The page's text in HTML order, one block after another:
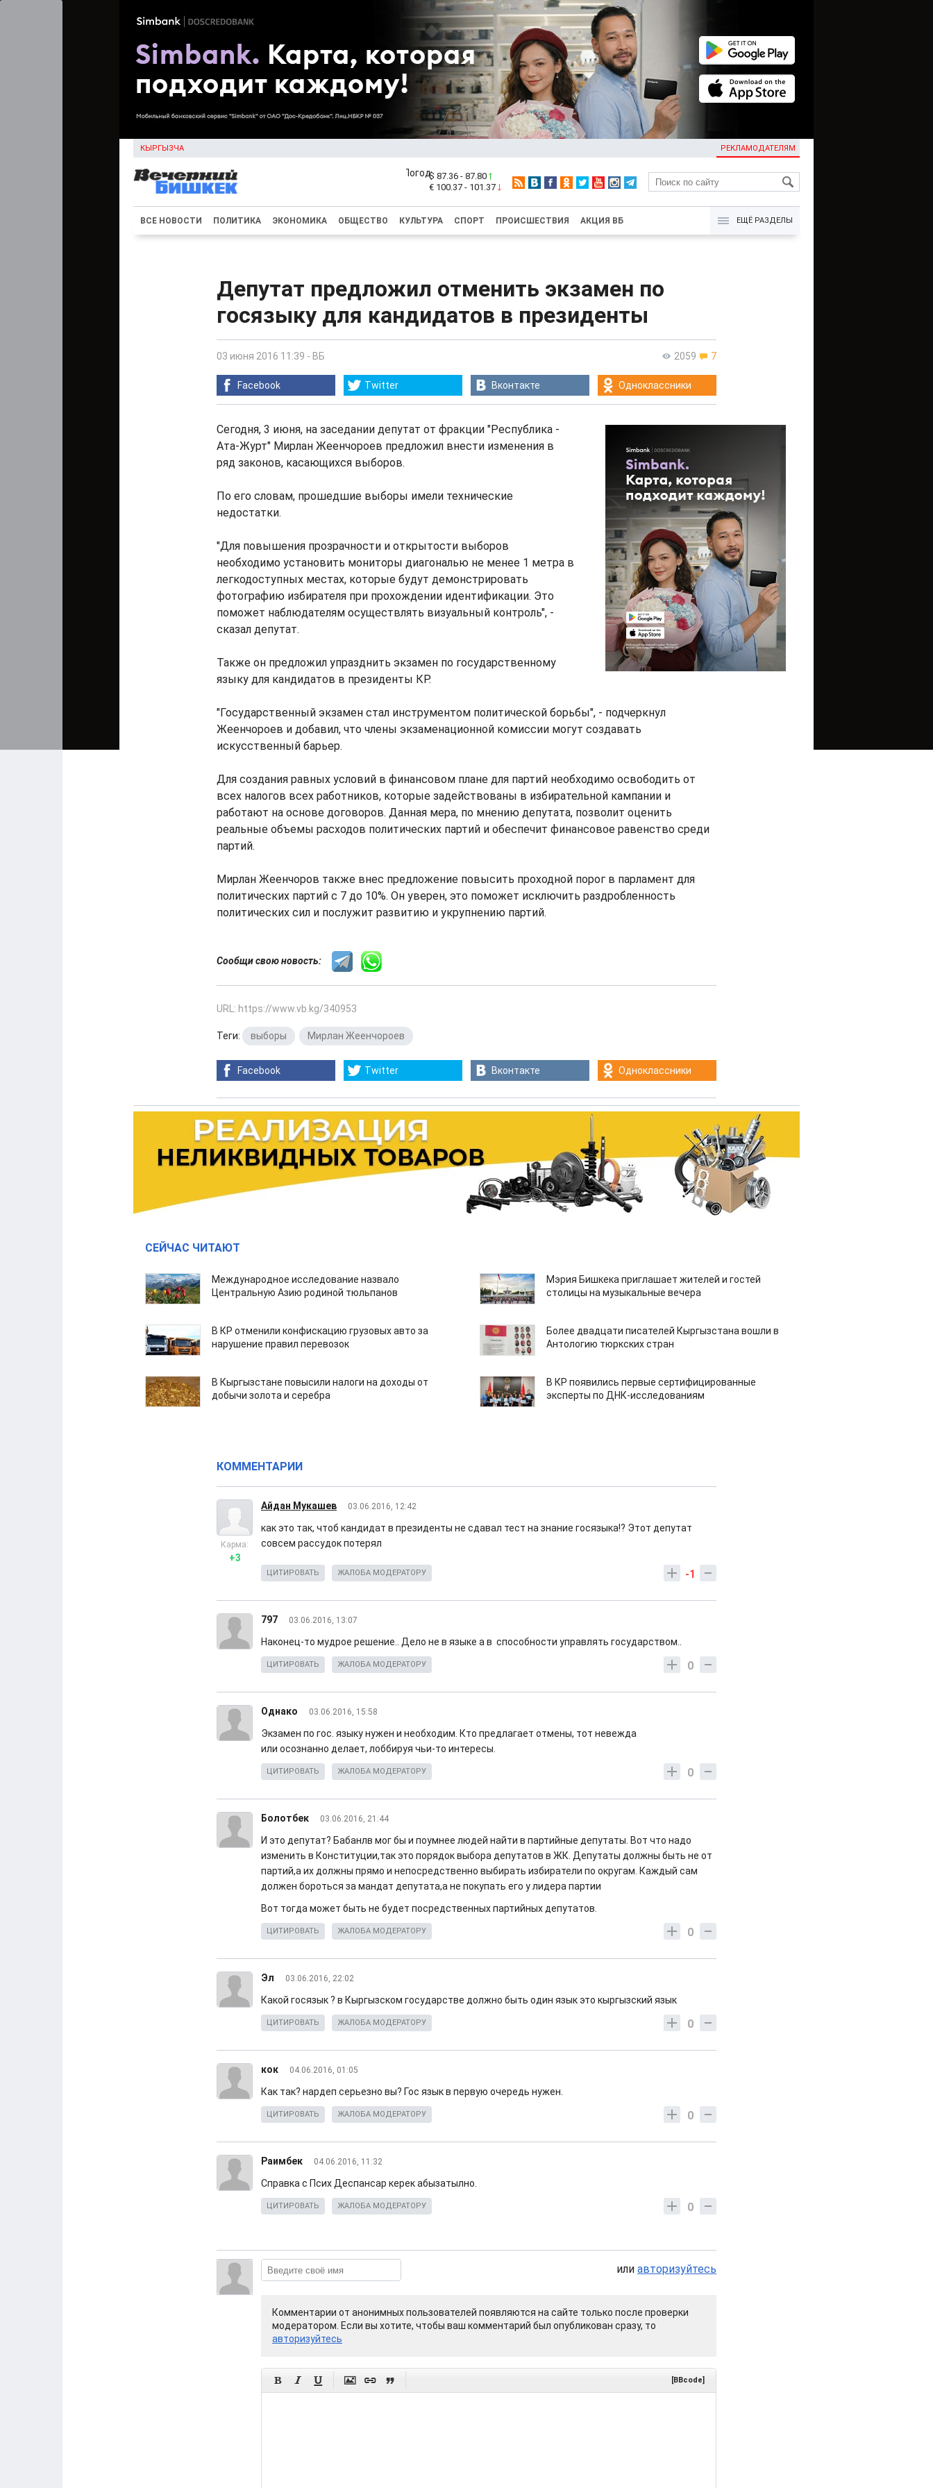
КЫРГЫЗЧА РЕКЛАМОДАТЕЛЯМ
KG
$ 87.36 - 87.80
€ 100.37 - 101.37
ВСЕ НОВОСТИ ПОЛИТИКА ЭКОНОМИКА ОБЩЕСТВО КУЛЬТУРА СПОРТ ПРОИСШЕСТВИЯ АКЦИЯ ВБ ЕЩЁ РАЗДЕЛЫ
Депутат предложил отменить экзамен по
госязыку для кандидатов в президенты
2059 7
03 июня 2016 11:39 - ВБ
Facebook Twitter Вконтакте Одноклассники
Сегодня, 3 июня, на заседании депутат от фракции "Республика -
Ата-Журт" Мирлан Жеенчороев предложил внести изменения в
ряд законов, касающихся выборов.
По его словам, прошедшие выборы имели технические
недостатки.
"Для повышения прозрачности и открытости выборов
необходимо установить мониторы диагональю не менее 1 метра в
легкодоступных местах, которые будут демонстрировать
фотографию избирателя при прохождении идентификации. Это
поможет наблюдателям осуществлять визуальный контроль", -
сказал депутат.
Также он предложил упразднить экзамен по государственному
языку для кандидатов в президенты КР.
"Государственный экзамен стал инструментом политической борьбы", - подчеркнул
Жеенчороев и добавил, что члены экзаменационной комиссии могут создавать
искусственный барьер.
Для создания равных условий в финансовом плане для партий необходимо освободить от
всех налогов всех работников, которые задействованы в избирательной кампании и
работают на основе договоров. Данная мера, по мнению депутата, позволит оценить
реальные объемы расходов политических партий и обеспечит финансовое равенство среди
партий.
Мирлан Жеенчоров также внес предложение повысить проходной порог в парламент для
политических партий с 7 до 10%. Он уверен, это поможет исключить раздробленность
политических сил и послужит развитию и укрупнению партий.
Сообщи свою новость:
URL: https://www.vb.kg/340953
Теги: выборы Мирлан Жеенчороев
Facebook Twitter Вконтакте Одноклассники
СЕЙЧАС ЧИТАЮТ
Международное исследование назвало
Центральную Азию родиной тюльпанов
Мэрия Бишкека приглашает жителей и гостей
столицы на музыкальные вечера
В КР отменили конфискацию грузовых авто за
нарушение правил перевозок
Более двадцати писателей Кыргызстана вошли в
Антологию тюркских стран
В Кыргызстане повысили налоги на доходы от
добычи золота и серебра
В КР появились первые сертифицированные
эксперты по ДНК-исследованиям
КОММЕНТАРИИ
Айдан Мукашев 03.06.2016, 12:42
Карма:
+3
как это так, чтоб кандидат в президенты не сдавал тест на знание госязыка!? Этот депутат
совсем рассудок потерял
-1
ЦИТИРОВАТЬ ЖАЛОБА МОДЕРАТОРУ
797 03.06.2016, 13:07
Наконец-то мудрое решение.. Дело не в языке а в способности управлять государством..
0
ЦИТИРОВАТЬ ЖАЛОБА МОДЕРАТОРУ
Однако 03.06.2016, 15:58
Экзамен по гос. языку нужен и необходим. Кто предлагает отмены, тот невежда
или осознанно делает, лоббируя чьи-то интересы.
0
ЦИТИРОВАТЬ ЖАЛОБА МОДЕРАТОРУ
Болотбек 03.06.2016, 21:44
И это депутат? Бабанлв мог бы и поумнее людей найти в партийные депутаты. Вот что надо
изменить в Конституции,так это порядок выбора депутатов в ЖК. Депутаты должны быть не от
партий,а их должны прямо и непосредственно выбирать избиратели по округам. Каждый сам
должен бороться за мандат депутата,а не покупать его у лидера партии
Вот тогда может быть не будет посредственных партийных депутатов.
0
ЦИТИРОВАТЬ ЖАЛОБА МОДЕРАТОРУ
Эл 03.06.2016, 22:02
Какой госязык ? в Кыргызском государстве должно быть один язык это кыргызский язык
0
ЦИТИРОВАТЬ ЖАЛОБА МОДЕРАТОРУ
кок 04.06.2016, 01:05
Как так? нардеп серьезно вы? Гос язык в первую очередь нужен.
0
ЦИТИРОВАТЬ ЖАЛОБА МОДЕРАТОРУ
Раимбек 04.06.2016, 11:32
Справка с Псих Деспансар керек абызатылно.
0
ЦИТИРОВАТЬ ЖАЛОБА МОДЕРАТОРУ
или авторизуйтесь
Комментарии от анонимных пользователей появляются на сайте только после проверки
модератором. Если вы хотите, чтобы ваш комментарий был опубликован сразу, то
авторизуйтесь
      [BBcode]